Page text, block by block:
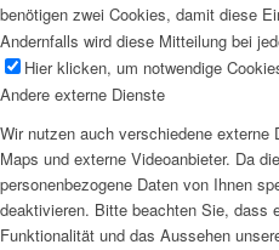
benötigen zwei Cookies, damit diese
Andernfalls wird diese Mitteilung bei
Hier klicken, um notwendige
Andere externe Dienste
Wir nutzen auch verschiedene
Maps und externe Videoanbieter. Da
personenbezogene Daten von Ihnen
deaktivieren. Bitte beachten Sie, dass
Funktionalität und das Aussehen